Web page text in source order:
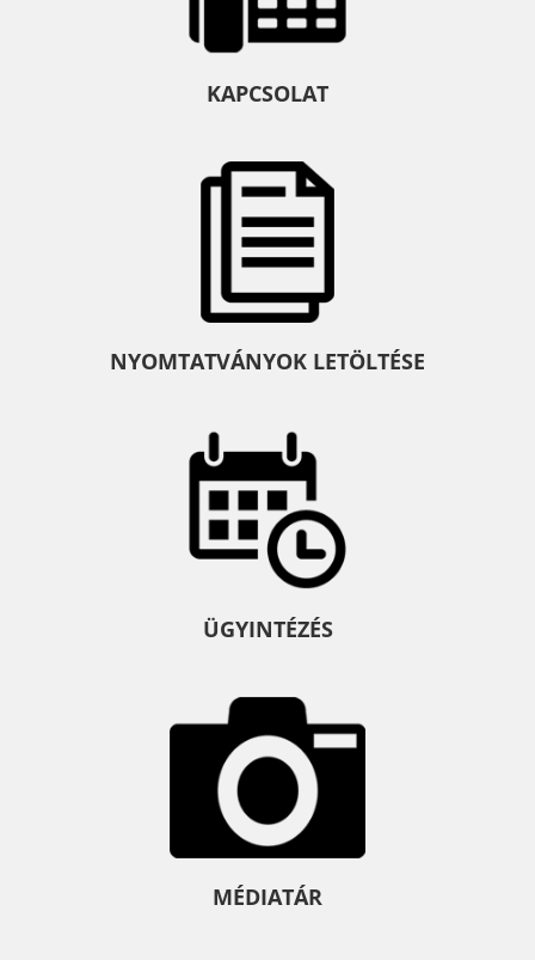
KAPCSOLAT
NYOMTATVÁNYOK LETÖLTÉSE
ÜGYINTÉZÉS
MÉDIATÁR